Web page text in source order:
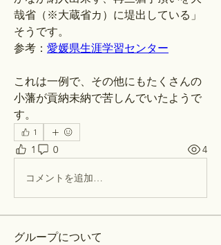
哉省（※大蔵省カ）に堤出している」
そうです。
参考： 愛媛県生涯学習センター
これは一例で、その他にもたくさんの
小藩が貢納未納で苦しんでいたようで
す。
1
1 0 4
コメントを追加…
グループについて